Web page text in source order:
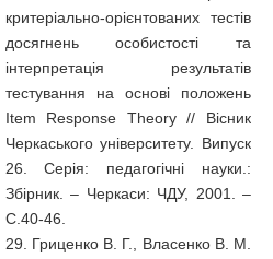
критеріально-орієнтованих тестів
досягнень особистості та
інтерпретація результатів
тестування на основі положень
Item Response Theory // Вісник
Черкаського університету. Випуск
26. Серія: педагогічні науки.:
Збірник. – Черкаси: ЧДУ, 2001. –
С.40-46.
29. Гриценко В. Г., Власенко В. М.